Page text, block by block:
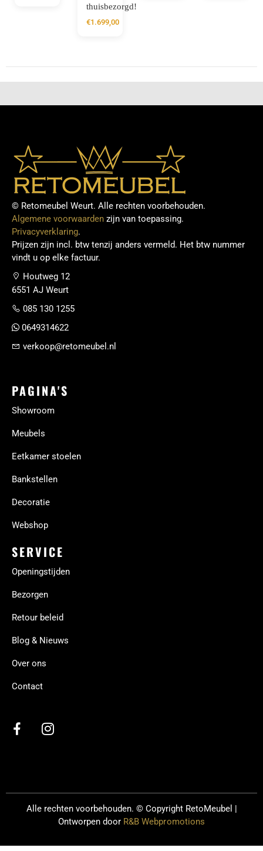
thuisbezorgd!
€1.699,00
© Retomeubel Weurt. Alle rechten voorbehouden.
Algemene voorwaarden zijn van toepassing.
Privacyverklaring.
Prijzen zijn incl. btw tenzij anders vermeld. Het btw nummer
vindt u op elke factuur.
Houtweg 12
6551 AJ Weurt
085 130 1255
0649314622
verkoop@retomeubel.nl
PAGINA'S
Showroom
Meubels
Eetkamer stoelen
Bankstellen
Decoratie
Webshop
SERVICE
Openingstijden
Bezorgen
Retour beleid
Blog & Nieuws
Over ons
Contact
Alle rechten voorbehouden. © Copyright RetoMeubel |
Ontworpen door R&B Webpromotions